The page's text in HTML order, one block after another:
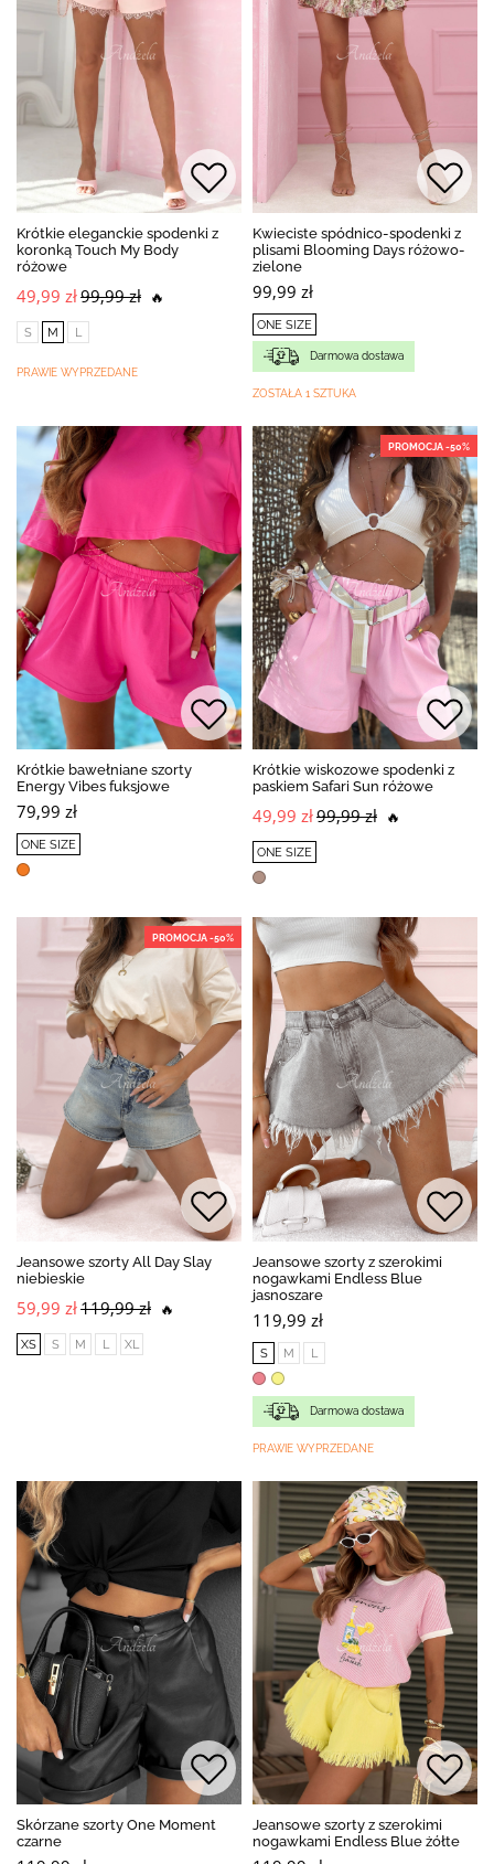
Krótkie eleganckie spodenki z
koronką Touch My Body
różowe
49,99 zł99,99 zł 🔥
S M L
PRAWIE WYPRZEDANE
Kwieciste spódnico-spodenki z
plisami Blooming Days różowo-
zielone
99,99 zł
ONE SIZE
Darmowa dostawa
ZOSTAŁA 1 SZTUKA
Krótkie bawełniane szorty
Energy Vibes fuksjowe
79,99 zł
ONE SIZE
PROMOCJA -50%
Krótkie wiskozowe spodenki z
paskiem Safari Sun różowe
49,99 zł99,99 zł 🔥
ONE SIZE
PROMOCJA -50%
Jeansowe szorty All Day Slay
niebieskie
59,99 zł119,99 zł 🔥
XS S M L XL
Jeansowe szorty z szerokimi
nogawkami Endless Blue
jasnoszare
119,99 zł
S M L
Darmowa dostawa
PRAWIE WYPRZEDANE
Skórzane szorty One Moment
czarne
Jeansowe szorty z szerokimi
nogawkami Endless Blue żółte